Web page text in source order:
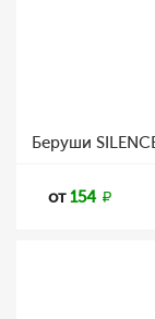
Беруши
от154